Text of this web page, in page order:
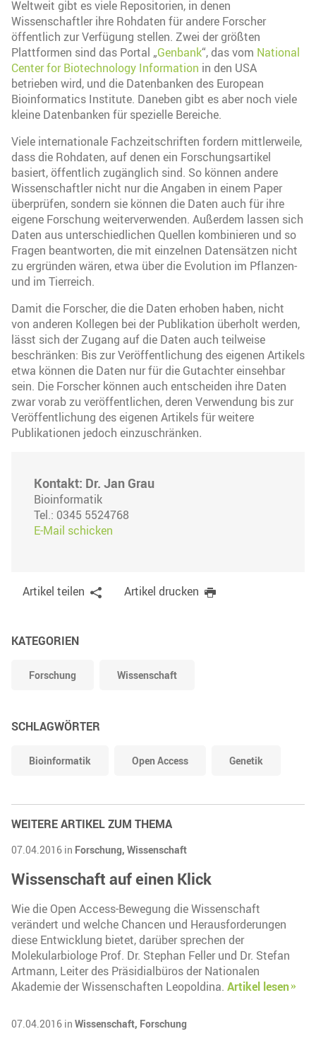
Weltweit gibt es viele Repositorien, in denen
Wissenschaftler ihre Rohdaten für andere Forscher
öffentlich zur Verfügung stellen. Zwei der größten
Plattformen sind das Portal „Genbank“, das vom National
Center for Biotechnology Information in den USA
betrieben wird, und die Datenbanken des European
Bioinformatics Institute. Daneben gibt es aber noch viele
kleine Datenbanken für spezielle Bereiche.
Viele internationale Fachzeitschriften fordern mittlerweile,
dass die Rohdaten, auf denen ein Forschungsartikel
basiert, öffentlich zugänglich sind. So können andere
Wissenschaftler nicht nur die Angaben in einem Paper
überprüfen, sondern sie können die Daten auch für ihre
eigene Forschung weiterverwenden. Außerdem lassen sich
Daten aus unterschiedlichen Quellen kombinieren und so
Fragen beantworten, die mit einzelnen Datensätzen nicht
zu ergründen wären, etwa über die Evolution im Pflanzen-
und im Tierreich.
Damit die Forscher, die die Daten erhoben haben, nicht
von anderen Kollegen bei der Publikation überholt werden,
lässt sich der Zugang auf die Daten auch teilweise
beschränken: Bis zur Veröffentlichung des eigenen Artikels
etwa können die Daten nur für die Gutachter einsehbar
sein. Die Forscher können auch entscheiden ihre Daten
zwar vorab zu veröffentlichen, deren Verwendung bis zur
Veröffentlichung des eigenen Artikels für weitere
Publikationen jedoch einzuschränken.
Kontakt: Dr. Jan Grau
Bioinformatik
Tel.: 0345 5524768
E-Mail schicken
Artikel teilen Artikel drucken
KATEGORIEN
Forschung Wissenschaft
SCHLAGWÖRTER
Bioinformatik Open Access Genetik
WEITERE ARTIKEL ZUM THEMA
07.04.2016 in Forschung, Wissenschaft
Wissenschaft auf einen Klick
Wie die Open Access-Bewegung die Wissenschaft
verändert und welche Chancen und Herausforderungen
diese Entwicklung bietet, darüber sprechen der
Molekularbiologe Prof. Dr. Stephan Feller und Dr. Stefan
Artmann, Leiter des Präsidialbüros der Nationalen
Akademie der Wissenschaften Leopoldina. Artikel lesen
07.04.2016 in Wissenschaft, Forschung